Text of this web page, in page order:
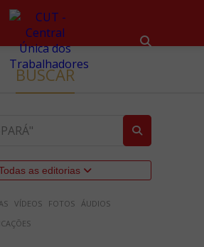
BUSCAR
as editorias
VÍDEOS FOTOS ÁUDIOS